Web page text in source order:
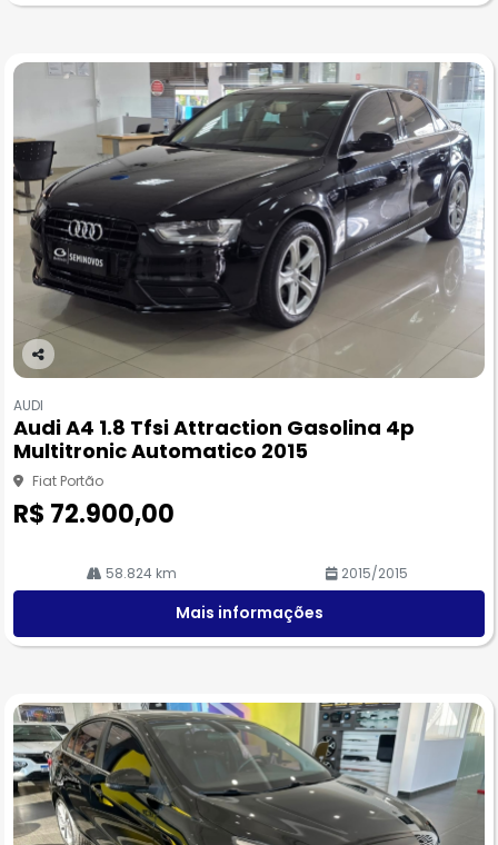
Co
pa
rtil
he
AUDI
Audi A4 1.8 Tfsi Attraction Gasolina 4p
Multitronic Automatico 2015
Fiat Portão
R$ 72.900,00
58.824 km 2015/2015
Mais informações